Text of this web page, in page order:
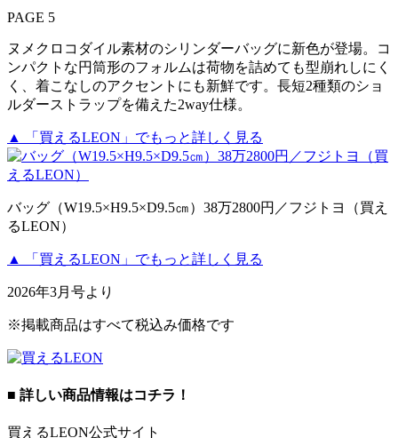
PAGE 5
ヌメクロコダイル素材のシリンダーバッグに新色が登場。コ
ンパクトな円筒形のフォルムは荷物を詰めても型崩れしにく
く、着こなしのアクセントにも新鮮です。長短2種類のショ
ルダーストラップを備えた2way仕様。
▲ 「買えるLEON」でもっと詳しく見る
バッグ（W19.5×H9.5×D9.5㎝）38万2800円／フジトヨ（買え
るLEON）
▲ 「買えるLEON」でもっと詳しく見る
2026年3月号より
※掲載商品はすべて税込み価格です
■ 詳しい商品情報はコチラ！
買えるLEON公式サイト